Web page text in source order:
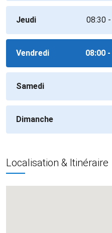
Jeudi 08:30
Vendredi 08:00
Samedi
Dimanche
Localisation & Itinéraire